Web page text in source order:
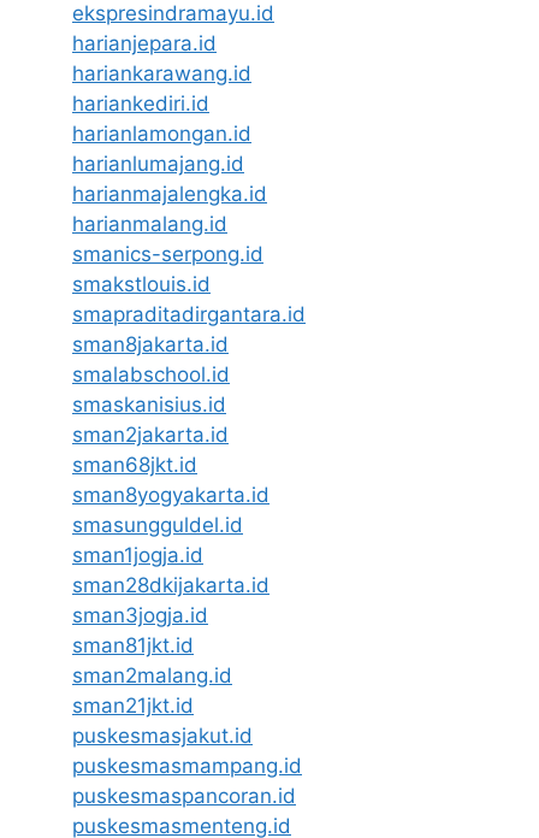
ekspresindramayu.id
harianjepara.id
hariankarawang.id
hariankediri.id
harianlamongan.id
harianlumajang.id
harianmajalengka.id
harianmalang.id
smanics-serpong.id
smakstlouis.id
smapraditadirgantara.id
sman8jakarta.id
smalabschool.id
smaskanisius.id
sman2jakarta.id
sman68jkt.id
sman8yogyakarta.id
smasungguldel.id
sman1jogja.id
sman28dkijakarta.id
sman3jogja.id
sman81jkt.id
sman2malang.id
sman21jkt.id
puskesmasjakut.id
puskesmasmampang.id
puskesmaspancoran.id
puskesmasmenteng.id